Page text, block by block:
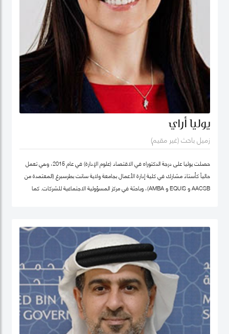
يوليا أراي
زميل باحث (غير مقيم)
حصلت يوليا على درجة الدكتوراه في الاقتصاد (علوم الإدارة) في عام 2015، وهي تعمل
حالياً كأستاذ مشارك في كلية إدارة الأعمال بجامعة ولاية سانت بطرسبرغ (المعتمدة من
AACSB و EQUIS و AMBA)، وباحثة في مركز المسؤولية الاجتماعية للشركات. كما
باحث غير مقيم في عام 2023. تركز مجالات بحثها الرئيسية على ريادة الأعمال الاجتماعية،
والتنمية المستدامة، والمسؤولية الاجتماعية للشركات. وهي عضو نشط في الشبكة
الدولية للباحثين في ريادة الأعمال الاجتماعية (شبكة EMES) وشبكة الأعمال في
المجتمع، وأكاديمية الإدارة، وأكاديمية الأعمال الدولية. حصلت على شهادات تقدير
لمساهماتها في تطوير ريادة الأعمال الاجتماعية في روسيا من المنظمات العامة
والخاصة. ألّفت أكثر من 30 منشورًا في مجلات وطنية ودولية، وكتب، ومجموعات دراسات
حالة. نُشرت أعمالها في مراجعة الأعمال الدولية، حوكمة الشركات، مراجعة الأسواق
الناشئة، مراجعة الإدارة الأوروبية، وغيرها. كما أنها مراجع للعديد من المجلات الوطنية
والدولية.ملف غوغل سكولار